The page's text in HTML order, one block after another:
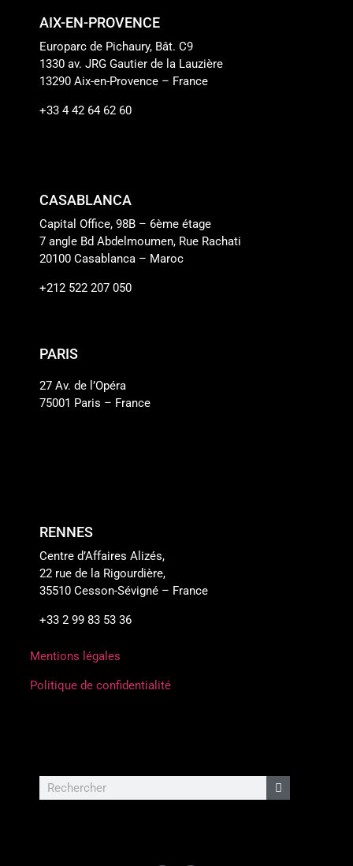
AIX-EN-PROVENCE
Europarc de Pichaury, Bât. C9
1330 av. JRG Gautier de la Lauzière
13290 Aix-en-Provence – France
+33 4 42 64 62 60
CASABLANCA
Capital Office, 98B – 6ème étage
7 angle Bd Abdelmoumen, Rue Rachati
20100 Casablanca – Maroc
+212 522 207 050
PARIS
27 Av. de l’Opéra
75001 Paris – France
RENNES
Centre d’Affaires Alizés,
22 rue de la Rigourdière,
35510 Cesson-Sévigné – France
+33 2 99 83 53 36
Mentions légales
Politique de confidentialité